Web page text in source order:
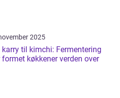
2025
karry til kimchi: Fermentering
formet køkkener verden over